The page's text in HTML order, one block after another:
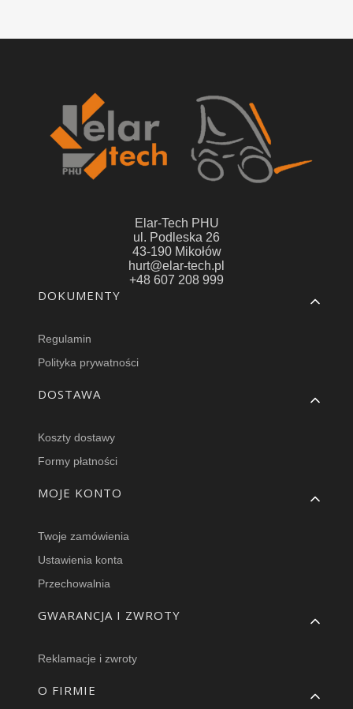
Elar-Tech PHU
ul. Podleska 26
43-190 Mikołów
hurt@elar-tech.pl
+48 607 208 999
Linki w stopce
DOKUMENTY
Regulamin
Polityka prywatności
DOSTAWA
Koszty dostawy
Formy płatności
MOJE KONTO
Twoje zamówienia
Ustawienia konta
Przechowalnia
GWARANCJA I ZWROTY
Reklamacje i zwroty
O FIRMIE